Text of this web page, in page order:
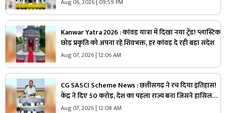
Kanwar Yatra 2026 : कांवड़ यात्रा में दिखा नया ट्रेंड! प्लास्टिक
छोड़ प्रकृति को अपना रहे शिवभक्त, हर कांवड़ दे रही बड़ा संदेश
Aug 07, 2026 | 12:06 AM
CG SASCI Scheme News : छत्तीसगढ़ ने रच दिया इतिहास!
केंद्र ने दिए 50 करोड़, देश का पहला राज्य बना जिसने हासिल
की ये बड़ी उपलब्धि
Aug 07, 2026 | 12:08 AM